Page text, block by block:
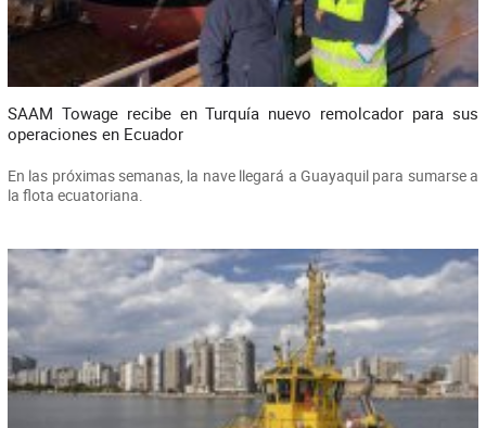
SAAM Towage recibe en Turquía nuevo remolcador para sus
operaciones en Ecuador
En las próximas semanas, la nave llegará a Guayaquil para sumarse a
la flota ecuatoriana.